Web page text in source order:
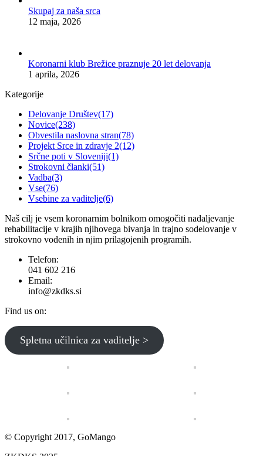
Skupaj za naša srca
12 maja, 2026
Koronarni klub Brežice praznuje 20 let delovanja
1 aprila, 2026
Kategorije
Delovanje Društev(17)
Novice(238)
Obvestila naslovna stran(78)
Projekt Srce in zdravje 2(12)
Srčne poti v Sloveniji(1)
Strokovni članki(51)
Vadba(3)
Vse(76)
Vsebine za vaditelje(6)
Naš cilj je vsem koronarnim bolnikom omogočiti nadaljevanje
rehabilitacije v krajih njihovega bivanja in trajno sodelovanje v
strokovno vodenih in njim prilagojenih programih.
Telefon:
041 602 216
Email:
info@zkdks.si
Find us on:
Facebook
page
opens
YouTube
page
opens
Spletna učilnica za vaditelje >
© Copyright 2017, GoMango